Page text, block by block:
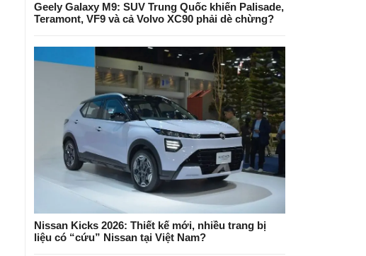
Geely Galaxy M9: SUV Trung Quốc khiến Palisade,
Teramont, VF9 và cả Volvo XC90 phải dè chừng?
Nissan Kicks 2026: Thiết kế mới, nhiều trang bị
liệu có “cứu” Nissan tại Việt Nam?